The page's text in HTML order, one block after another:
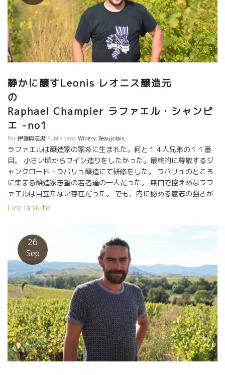
ている。どうしても逢えない日は 電話ではなしている。 モルゴン
村のジャン・フォワラールである。 小さい頃、両親を亡くしたレ
ミーにとって心のお父さんである。 そして、心のお兄さんのよう
な存在は、近所に住むジャンクロード・ラパリュである。 頻繁に
行き来している仲である。 この二人はワイン造りに関しても、人
る時のレミーの顔つきが全く違う。 どんな年でもこの顔のような
やさしいワインに仕上げてしまうヒラメキを持っている。
静かに醸すLeonis レオニス醸造元
の
Raphael Champier ラファエル・シャンピ
エ -no1
Par伊藤與志男 Publié dans Winery, Beaujolais
ラファエルは醸造家の家系に生まれた。何と１４人兄弟の１１番
目。 小さい頃からワイン造りをしたかった。最終的に尊敬するジ
ャンクロード・ラパリュ醸造にて研修をした。 ラパリュのところ
に集まる醸造家志望の若者達の一人だった。 無口で控えめなラフ
ァエルは目立たない存在だった。 でも、内に秘める意志の強さが
あった。仲間達よりいち早く独立したのがラファエルだった。 ラ
年に家系の畑も引き継いで醸造所を モルゴンに移して、正式に会
社名をLeonisレオニス醸造元と命名して再構築した。 畑も７ヘ
クタールとなった。ここの特筆すべきは、すべて７０歳以上、中
には１００歳を超える 古木もある。 繊細なタッチの理由はそこに
もある。 そして、もう一つ、花崗岩が風化して砂状になった層が
厚いこと。その下に花崗岩版がある。 水捌けはよく、古木の根っ
子は地下の花崗岩版まで入りこんでいる だから、繊細な上に、ミ
ネラル感もビシッときいている。
Lire la suite
26
Sep